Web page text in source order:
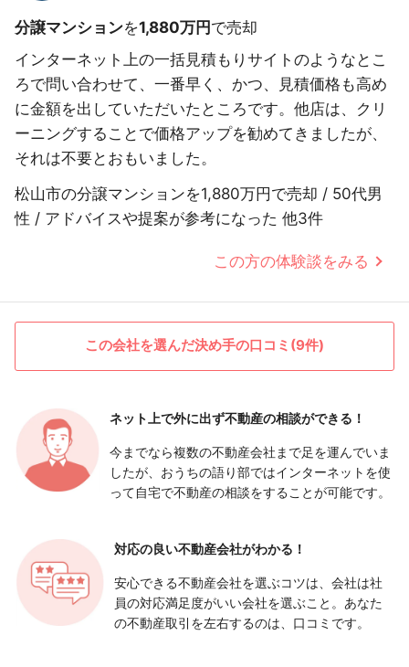
分譲マンションを1,880万円 で売却
インターネット上の一括見積もりサイトのようなとこ
ろで問い合わせて、一番早く、かつ、見積価格も高め
に金額を出していただいたところです。他店は、クリ
ーニングすることで価格アップを勧めてきましたが、
それは不要とおもいました。
松山市の分譲マンションを1,880万円で売却 / 50代男
性 / アドバイスや提案が参考になった 他3件
この方の体験談をみる
この会社を選んだ決め手の口コミ(9件)
ネット上で外に出ず不動産の相談ができる！
今までなら複数の不動産会社まで足を運んでいま
したが、おうちの語り部ではインターネットを使
って自宅で不動産の相談をすることが可能です。
対応の良い不動産会社がわかる！
安心できる不動産会社を選ぶコツは、会社は社
員の対応満足度がいい会社を選ぶこと。あなた
の不動産取引を左右するのは、口コミです。